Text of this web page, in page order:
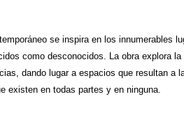
se inspira en los innumerables
como desconocidos. La obra explora la
dando lugar a espacios que resultan a
existen en todas partes y en ninguna.